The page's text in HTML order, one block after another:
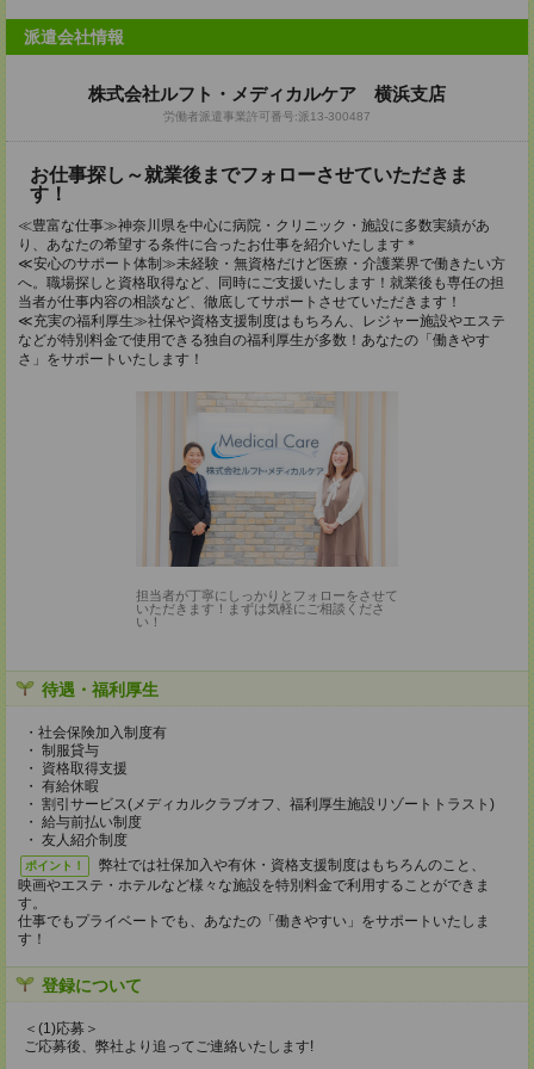
派遣会社情報
株式会社ルフト・メディカルケア 横浜支店
労働者派遣事業許可番号:派13-300487
お仕事探し～就業後までフォローさせていただきま
す！
≪豊富な仕事≫神奈川県を中心に病院・クリニック・施設に多数実績があ
り、あなたの希望する条件に合ったお仕事を紹介いたします＊
≪安心のサポート体制≫未経験・無資格だけど医療・介護業界で働きたい方
へ。職場探しと資格取得など、同時にご支援いたします！就業後も専任の担
当者が仕事内容の相談など、徹底してサポートさせていただきます！
≪充実の福利厚生≫社保や資格支援制度はもちろん、レジャー施設やエステ
などが特別料金で使用できる独自の福利厚生が多数！あなたの「働きやす
さ」をサポートいたします！
担当者が丁寧にしっかりとフォローをさせて
いただきます！まずは気軽にご相談くださ
い！
待遇・福利厚生
・社会保険加入制度有
・ 制服貸与
・ 資格取得支援
・ 有給休暇
・ 割引サービス(メディカルクラブオフ、福利厚生施設リゾートトラスト)
・ 給与前払い制度
・ 友人紹介制度
ポイント！
弊社では社保加入や有休・資格支援制度はもちろんのこと、
映画やエステ・ホテルなど様々な施設を特別料金で利用することができま
す。
仕事でもプライベートでも、あなたの「働きやすい」をサポートいたしま
す！
登録について
＜(1)応募＞
ご応募後、弊社より追ってご連絡いたします!